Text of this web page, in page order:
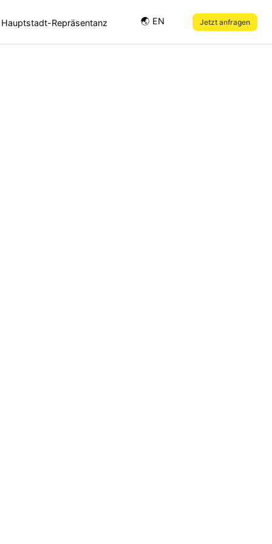
Hauptstadt-Repräsentanz 🌏︎ EN Jetzt anfragen